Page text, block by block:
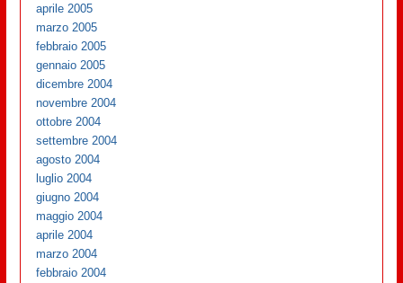
aprile 2005
marzo 2005
febbraio 2005
gennaio 2005
dicembre 2004
novembre 2004
ottobre 2004
settembre 2004
agosto 2004
luglio 2004
giugno 2004
maggio 2004
aprile 2004
marzo 2004
febbraio 2004